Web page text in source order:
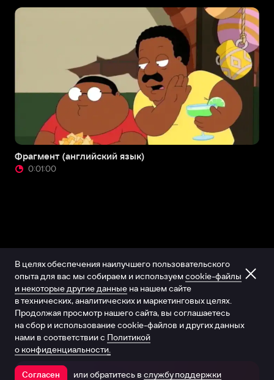
Фрагмент (английский язык)
0:01:00
Открыть в приложении
В целях обеспечения наилучшего пользовательского
опыта для вас мы собираем и используем cookie-файлы
и некоторые другие данные на нашем сайте
в технических, аналитических и маркетинговых целях.
Продолжая просмотр нашего сайта, вы соглашаетесь
на сбор и использование cookie-файлов и других данных
нами в соответствии с Политикой
о конфиденциальности.
Согласен или обратитесь в службу поддержки